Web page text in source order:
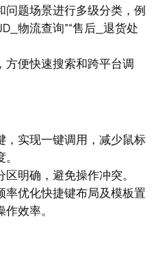
问题场景进行多级分类，例
物流查询”“售后_退货处
方便快速搜索和跨平台调
，实现一键调用，减少鼠标
明确，避免操作冲突。
率优化快捷键布局及模板置
效率。